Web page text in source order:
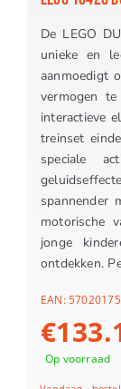
De LEGO
unieke en
aanmoedigt
vermogen
interactieve
treinset
speciale
spannender
motorische
jonge
ontdekken.
EAN:
€
Op voorraad